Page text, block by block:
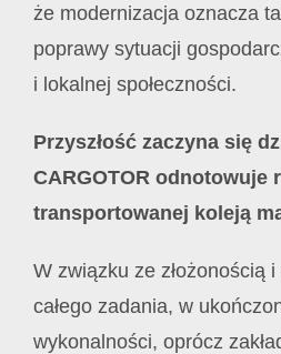
że modernizacja oznacza
poprawy sytuacji
i lokalnej społeczności.
Przyszłość zaczyna się
CARGOTOR odnotowuje
transportowanej koleją
W związku ze złożonością
całego zadania, w
wykonalności, oprócz